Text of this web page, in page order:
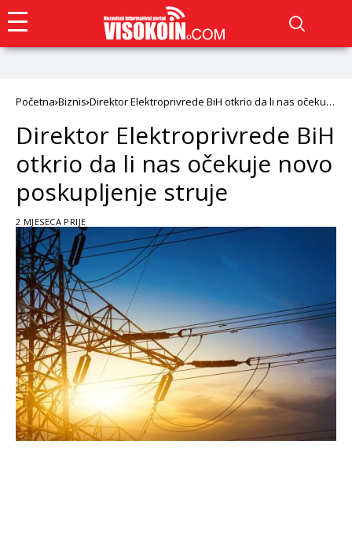
Početna Biznis Direktor Elektroprivrede BiH otkrio da li nas očekuje
Direktor Elektroprivrede BiH
otkrio da li nas očekuje novo
poskupljenje struje
2 MJESECA PRIJE